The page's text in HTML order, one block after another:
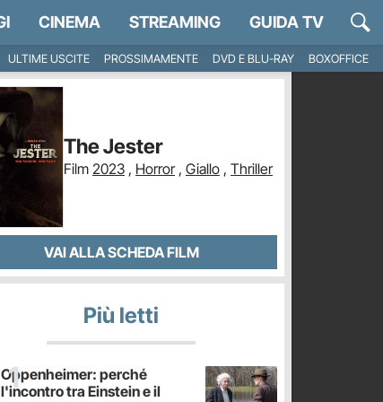
CINEMA STREAMING GUIDA TV
ULTIME USCITE PROSSIMAMENTE DVD E BLU-RAY
BOXOFFICE
The Jester
Film 2023 , Horror, Giallo , Thriller
VAI ALLA SCHEDA FILM
Più letti
Oppenheimer: perché
l'incontro tra Einstein e il